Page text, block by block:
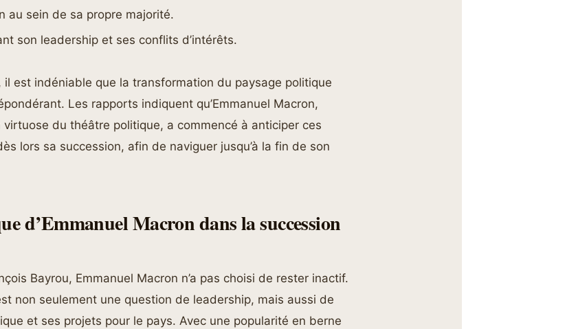
au sein de sa propre majorité.
son leadership et ses conflits d’intérêts.
il est indéniable que la transformation du paysage politique
Les rapports indiquent qu’Emmanuel Macron,
du théâtre politique, a commencé à anticiper ces
lors sa succession, afin de naviguer jusqu’à la fin de son
d’Emmanuel Macron dans la succession
Bayrou, Emmanuel Macron n’a pas choisi de rester inactif.
non seulement une question de leadership, mais aussi de
et ses projets pour le pays. Avec une popularité en berne